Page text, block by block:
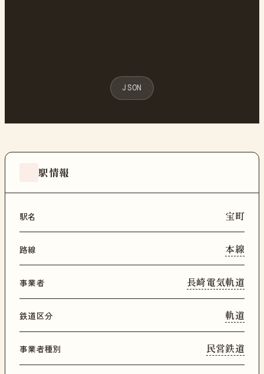
JSON
駅情報
駅名 宝町
路線 本線
事業者 長崎電気軌道
鉄道区分 軌道
事業者種別 民営鉄道